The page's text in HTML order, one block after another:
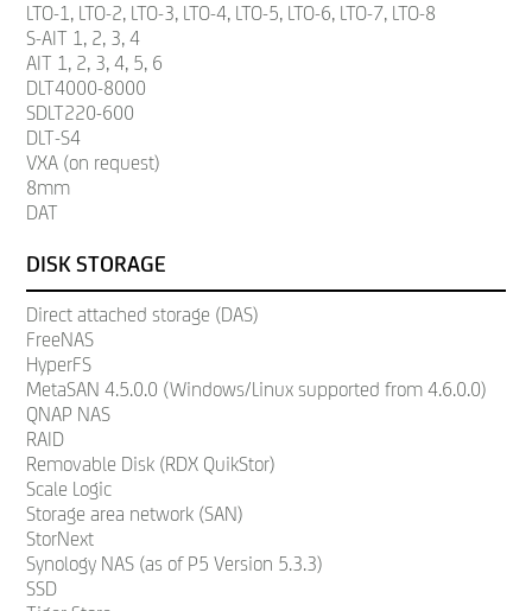
LTO-1, LTO-2, LTO-3, LTO-4, LTO-5, LTO-6, LTO-7, LTO-8
S-AIT 1, 2, 3, 4
AIT 1, 2, 3, 4, 5, 6
DLT4000-8000
SDLT220-600
DLT-S4
VXA (on request)
8mm
DAT
DISK STORAGE
Direct attached storage (DAS)
FreeNAS
HyperFS
MetaSAN 4.5.0.0 (Windows/Linux supported from 4.6.0.0)
QNAP NAS
RAID
Removable Disk (RDX QuikStor)
Scale Logic
Storage area network (SAN)
StorNext
Synology NAS (as of P5 Version 5.3.3)
SSD